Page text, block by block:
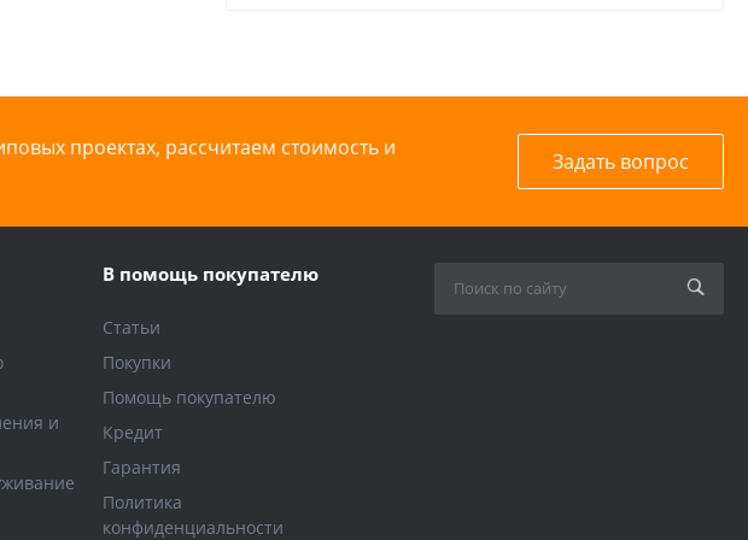
проектах, рассчитаем стоимость и
Задать вопрос
и
В помощь покупателю
Статьи
Покупки
Помощь покупателю
Кредит
Гарантия
Политика
конфиденциальности